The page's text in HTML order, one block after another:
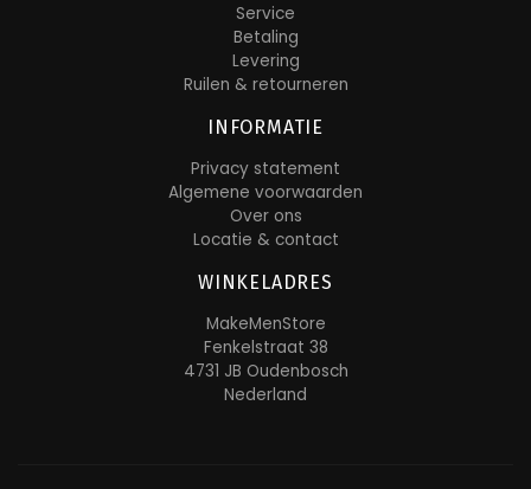
Service
Betaling
Levering
Ruilen & retourneren
INFORMATIE
Privacy statement
Algemene voorwaarden
Over ons
Locatie & contact
WINKELADRES
MakeMenStore
Fenkelstraat 38
4731 JB Oudenbosch
Nederland